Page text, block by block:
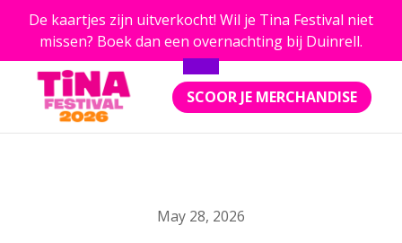
De kaartjes zijn uitverkocht! Wil je Tina Festival niet
missen? Boek dan een overnachting bij Duinrell.
SCOOR JE MERCHANDISE
May 28, 2026